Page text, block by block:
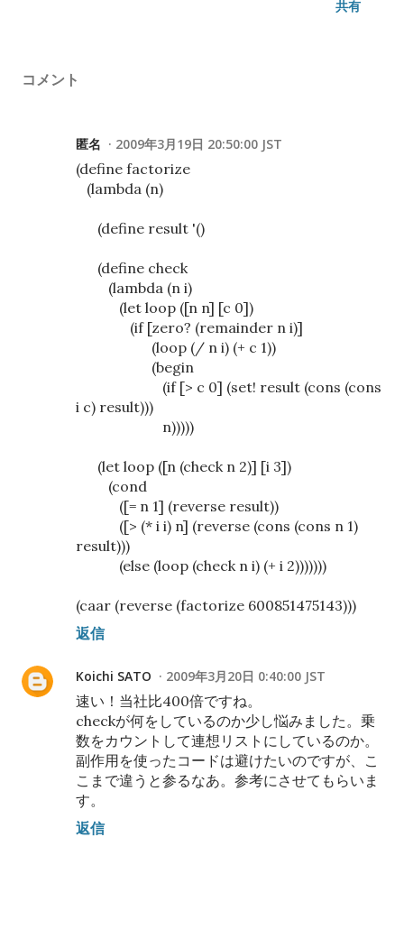
共有
コメント
匿名 2009年3月19日 20:50:00 JST
(define factorize
(lambda (n)
(define result '()
(define check
(lambda (n i)
(let loop ([n n] [c 0])
(if [zero? (remainder n i)]
(loop (/ n i) (+ c 1))
(begin
(if [> c 0] (set! result (cons (cons
i c) result)))
n)))))
(let loop ([n (check n 2)] [i 3])
(cond
([= n 1] (reverse result))
([> (* i i) n] (reverse (cons (cons n 1)
result)))
(else (loop (check n i) (+ i 2)))))))
(caar (reverse (factorize 600851475143)))
返信
Koichi SATO 2009年3月20日 0:40:00 JST
速い！当社比400倍ですね。
checkが何をしているのか少し悩みました。乗
数をカウントして連想リストにしているのか。
副作用を使ったコードは避けたいのですが、こ
こまで違うと参るなあ。参考にさせてもらいま
す。
返信